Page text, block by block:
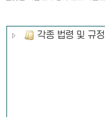
각종 법령 및 규정